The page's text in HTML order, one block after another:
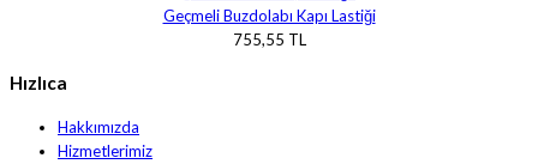
Geçmeli Buzdolabı Kapı Lastiği
755,55 TL
Hızlıca
Hakkımızda
Hizmetlerimiz